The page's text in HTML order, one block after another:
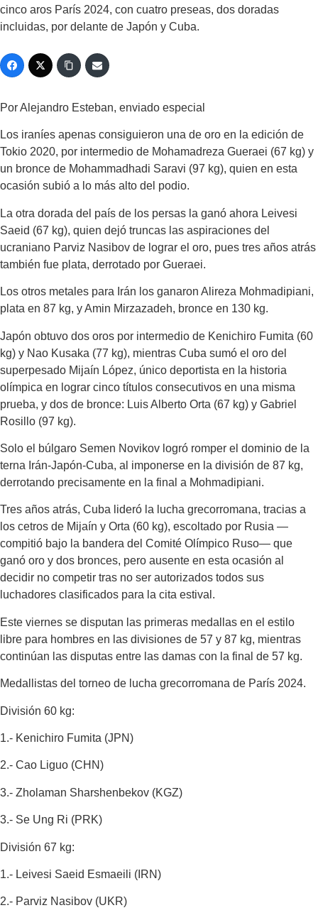
cinco aros París 2024, con cuatro preseas, dos doradas
incluidas, por delante de Japón y Cuba.
Por Alejandro Esteban, enviado especial
Los iraníes apenas consiguieron una de oro en la edición de
Tokio 2020, por intermedio de Mohamadreza Gueraei (67 kg) y
un bronce de Mohammadhadi Saravi (97 kg), quien en esta
ocasión subió a lo más alto del podio.
La otra dorada del país de los persas la ganó ahora Leivesi
Saeid (67 kg), quien dejó truncas las aspiraciones del
ucraniano Parviz Nasibov de lograr el oro, pues tres años atrás
también fue plata, derrotado por Gueraei.
Los otros metales para Irán los ganaron Alireza Mohmadipiani,
plata en 87 kg, y Amin Mirzazadeh, bronce en 130 kg.
Japón obtuvo dos oros por intermedio de Kenichiro Fumita (60
kg) y Nao Kusaka (77 kg), mientras Cuba sumó el oro del
superpesado Mijaín López, único deportista en la historia
olímpica en lograr cinco títulos consecutivos en una misma
prueba, y dos de bronce: Luis Alberto Orta (67 kg) y Gabriel
Rosillo (97 kg).
Solo el búlgaro Semen Novikov logró romper el dominio de la
terna Irán-Japón-Cuba, al imponerse en la división de 87 kg,
derrotando precisamente en la final a Mohmadipiani.
Tres años atrás, Cuba lideró la lucha grecorromana, tracias a
los cetros de Mijaín y Orta (60 kg), escoltado por Rusia —
compitió bajo la bandera del Comité Olímpico Ruso— que
ganó oro y dos bronces, pero ausente en esta ocasión al
decidir no competir tras no ser autorizados todos sus
luchadores clasificados para la cita estival.
Este viernes se disputan las primeras medallas en el estilo
libre para hombres en las divisiones de 57 y 87 kg, mientras
continúan las disputas entre las damas con la final de 57 kg.
Medallistas del torneo de lucha grecorromana de París 2024.
División 60 kg:
1.- Kenichiro Fumita (JPN)
2.- Cao Liguo (CHN)
3.- Zholaman Sharshenbekov (KGZ)
3.- Se Ung Ri (PRK)
División 67 kg:
1.- Leivesi Saeid Esmaeili (IRN)
2.- Parviz Nasibov (UKR)